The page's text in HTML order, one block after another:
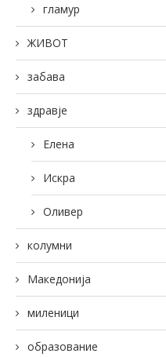
гламур
ЖИВОТ
забава
здравје
Елена
Искра
Оливер
колумни
Македонија
миленици
образование